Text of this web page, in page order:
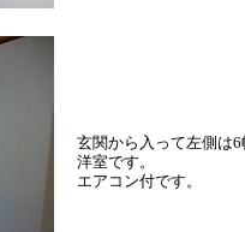
玄関から入って左側は6
洋室です。
エアコン付です。